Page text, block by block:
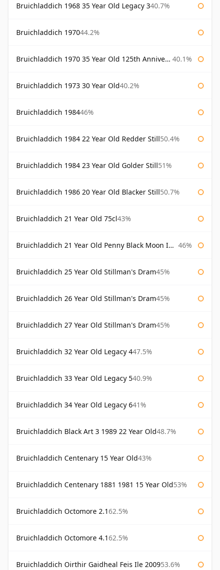
Bruichladdich 1968 35 Year Old Legacy 340.7%
Bruichladdich 197044.2%
Bruichladdich 1970 35 Year Old 125th Anniversary 40.1%
Bruichladdich 1973 30 Year Old40.2%
Bruichladdich 198446%
Bruichladdich 1984 22 Year Old Redder Still50.4%
Bruichladdich 1984 23 Year Old Golder Still51%
Bruichladdich 1986 20 Year Old Blacker Still50.7%
Bruichladdich 21 Year Old 75cl43%
Bruichladdich 21 Year Old Penny Black Moon Import 46%
Bruichladdich 25 Year Old Stillman's Dram45%
Bruichladdich 26 Year Old Stillman's Dram45%
Bruichladdich 27 Year Old Stillman's Dram45%
Bruichladdich 32 Year Old Legacy 447.5%
Bruichladdich 33 Year Old Legacy 540.9%
Bruichladdich 34 Year Old Legacy 641%
Bruichladdich Black Art 3 1989 22 Year Old48.7%
Bruichladdich Centenary 15 Year Old43%
Bruichladdich Centenary 1881 1981 15 Year Old53%
Bruichladdich Octomore 2.162.5%
Bruichladdich Octomore 4.162.5%
Bruichladdich Oirthir Gaidheal Feis Ile 200953.6%